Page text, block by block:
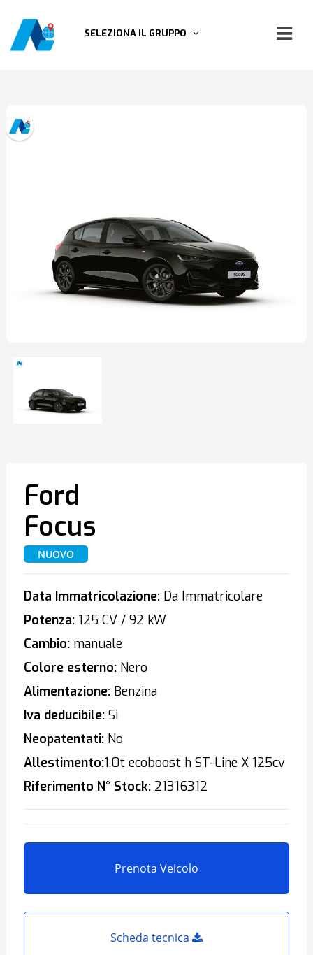
SELEZIONA IL GRUPPO
Ford
Focus
NUOVO
Data Immatricolazione:Da Immatricolare
Potenza:125 CV / 92 kW
Cambio:manuale
Colore esterno:Nero
Alimentazione:Benzina
Iva deducibile:Sì
Neopatentati:No
Allestimento:1.0t ecoboost h ST-Line X 125cv
Riferimento N° Stock:21316312
Prenota Veicolo
Scheda tecnica